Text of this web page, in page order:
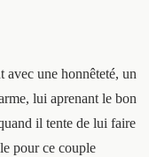
avec une honnêteté, un
lui aprenant le bon
il tente de lui faire
pour ce couple